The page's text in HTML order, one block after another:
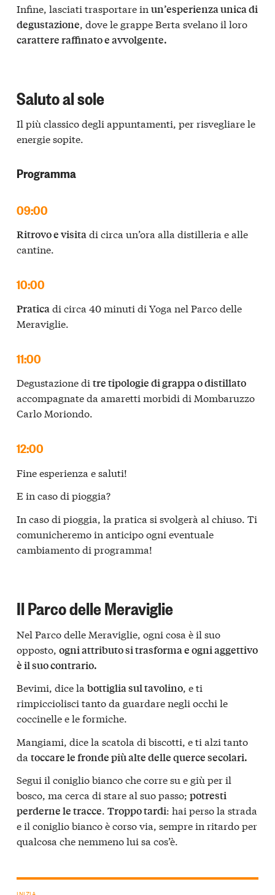
Infine, lasciati trasportare in un’esperienza unica di
degustazione, dove le grappe Berta svelano il loro
carattere raffinato e avvolgente.
Saluto al sole
Il più classico degli appuntamenti, per risvegliare le
energie sopite.
Programma
09:00
Ritrovo e visitadi circa un’ora alla distilleria e alle
cantine.
10:00
Praticadi circa 40 minuti di Yoga nel Parco delle
Meraviglie.
11:00
Degustazione di tre tipologie di grappa o distillato
accompagnate da amaretti morbidi di Mombaruzzo
Carlo Moriondo.
12:00
Fine esperienza e saluti!
E in caso di pioggia?
In caso di pioggia, la pratica si svolgerà al chiuso. Ti
comunicheremo in anticipo ogni eventuale
cambiamento di programma!
Il Parco delle Meraviglie
Nel Parco delle Meraviglie, ogni cosa è il suo
opposto, ogni attributo si trasforma e ogni aggettivo
è il suo contrario.
Bevimi, dice la bottiglia sul tavolino, e ti
rimpicciolisci tanto da guardare negli occhi le
coccinelle e le formiche.
Mangiami, dice la scatola di biscotti, e ti alzi tanto
da toccare le fronde più alte delle querce secolari.
Segui il coniglio bianco che corre su e giù per il
bosco, ma cerca di stare al suo passo; potresti
perderne le tracce. Troppo tardi: hai perso la strada
e il coniglio bianco è corso via, sempre in ritardo per
qualcosa che nemmeno lui sa cos’è.